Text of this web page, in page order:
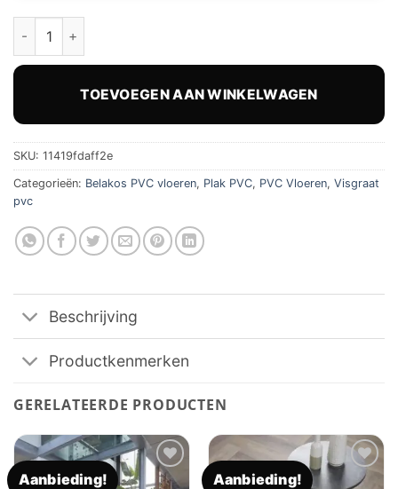
TOEVOEGEN AAN WINKELWAGEN
SKU: 11419fdaff2e
Categorieën: Belakos PVC vloeren, Plak PVC, PVC Vloeren, Visgraat
pvc
Beschrijving
Productkenmerken
GERELATEERDE PRODUCTEN
Aanbieding!
Toevoegen
Aanbieding!
Toevoegen